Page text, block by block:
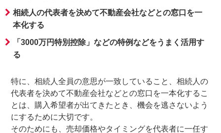
相続人の代表者を決めて不動産会社などとの窓口を一
本化する
「3000万円特別控除」などの特例などをうまく活用す
る
特に、相続人全員の意思が一致していること、相続人の
代表者を決めて不動産会社などとの窓口を一本化するこ
とは、購入希望者が出てきたとき、機会を逃さないよう
にするために大切です。
そのためにも、売却価格やタイミングを代表者に一任す